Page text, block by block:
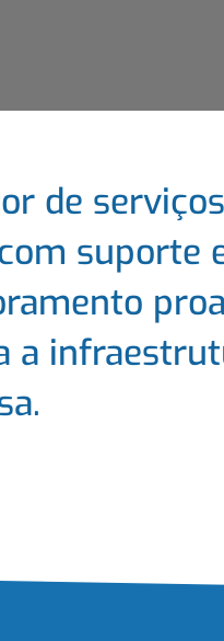
de
suporte
a